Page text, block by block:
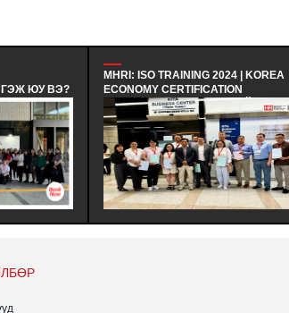
"7 эерэг
ЮУ ВЭ?
НЬ
УРАМ
MHRI: ISO TRAINING 2024 | KOREA
ECONOMY CERTIFICATION
REGISTRAR - БНСУ-Н ЭДИЙН
ЗАСГИЙН ГЭРЧИЛГЭЭЖҮҮЛЭХ
ЗӨВЛӨЛИЙН МЭРГЭШҮҮЛЭХ
ХӨТӨЛБӨРТ ЗОЧИН
ОРОЛЦОЖ, БНСУ-Н ААН БОЛОН
ЗАХИРГААНЫ БАЙГУУЛЛАГЫН
АЖИЛЛАГААТАЙ ТАНИЛЦАЖ
ТУРШЛАГА СУДЛАХ АЛБАН